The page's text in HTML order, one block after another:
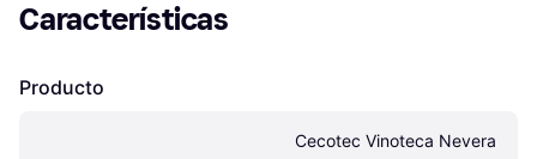
Características
Producto
Cecotec Vinoteca Nevera